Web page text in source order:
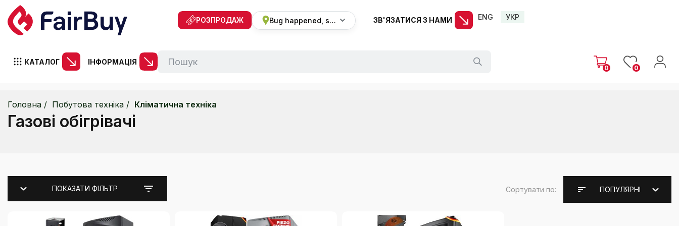
РОЗПРОДАЖ Bug happened, sorry ЗВ'ЯЗАТИСЯ З НАМИ ENG УКР
КАТАЛОГ ІНФОРМАЦІЯ
0 0
Головна Побутова техніка Кліматична техніка
Газові обігрівачі
ПОКАЗАТИ ФІЛЬТР Сортувати по: ПОПУЛЯРНІ